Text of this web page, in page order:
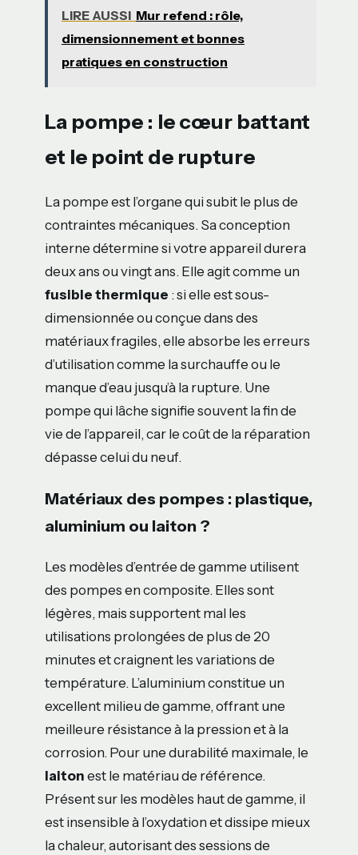
LIRE AUSSI Mur refend : rôle,
dimensionnement et bonnes
pratiques en construction
La pompe : le cœur battant
et le point de rupture
La pompe est l’organe qui subit le plus de
contraintes mécaniques. Sa conception
interne détermine si votre appareil durera
deux ans ou vingt ans. Elle agit comme un
fusible thermique : si elle est sous-
dimensionnée ou conçue dans des
matériaux fragiles, elle absorbe les erreurs
d’utilisation comme la surchauffe ou le
manque d’eau jusqu’à la rupture. Une
pompe qui lâche signifie souvent la fin de
vie de l’appareil, car le coût de la réparation
dépasse celui du neuf.
Matériaux des pompes : plastique,
aluminium ou laiton ?
Les modèles d’entrée de gamme utilisent
des pompes en composite. Elles sont
légères, mais supportent mal les
utilisations prolongées de plus de 20
minutes et craignent les variations de
température. L’aluminium constitue un
excellent milieu de gamme, offrant une
meilleure résistance à la pression et à la
corrosion. Pour une durabilité maximale, le
laiton est le matériau de référence.
Présent sur les modèles haut de gamme, il
est insensible à l’oxydation et dissipe mieux
la chaleur, autorisant des sessions de